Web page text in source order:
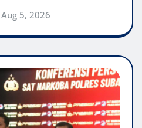
Aug 5, 2026